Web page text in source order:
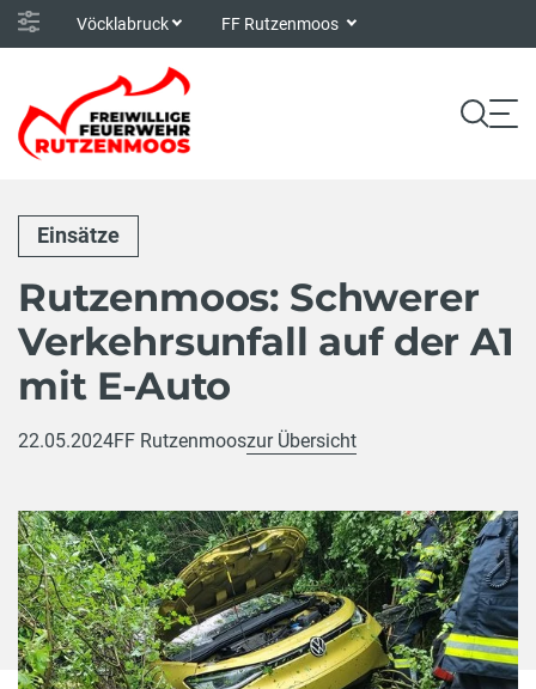
Vöcklabruck FF Rutzenmoos
Einsätze
Rutzenmoos: Schwerer
Verkehrsunfall auf der A1
mit E-Auto
22.05.2024FF Rutzenmooszur Übersicht